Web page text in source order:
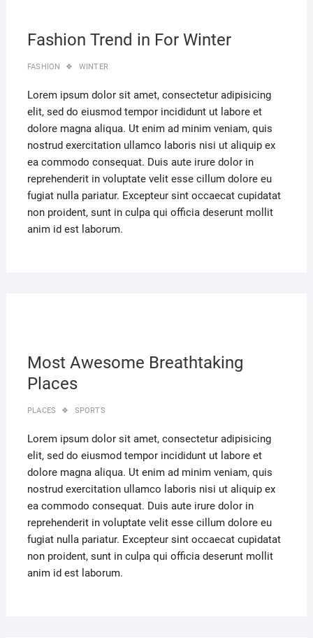
Fashion Trend in For Winter
FASHION WINTER
Lorem ipsum dolor sit amet, consectetur adipisicing
elit, sed do eiusmod tempor incididunt ut labore et
dolore magna aliqua. Ut enim ad minim veniam, quis
nostrud exercitation ullamco laboris nisi ut aliquip ex
ea commodo consequat. Duis aute irure dolor in
reprehenderit in voluptate velit esse cillum dolore eu
fugiat nulla pariatur. Excepteur sint occaecat cupidatat
non proident, sunt in culpa qui officia deserunt mollit
anim id est laborum.
Most Awesome Breathtaking
Places
PLACES SPORTS
Lorem ipsum dolor sit amet, consectetur adipisicing
elit, sed do eiusmod tempor incididunt ut labore et
dolore magna aliqua. Ut enim ad minim veniam, quis
nostrud exercitation ullamco laboris nisi ut aliquip ex
ea commodo consequat. Duis aute irure dolor in
reprehenderit in voluptate velit esse cillum dolore eu
fugiat nulla pariatur. Excepteur sint occaecat cupidatat
non proident, sunt in culpa qui officia deserunt mollit
anim id est laborum.